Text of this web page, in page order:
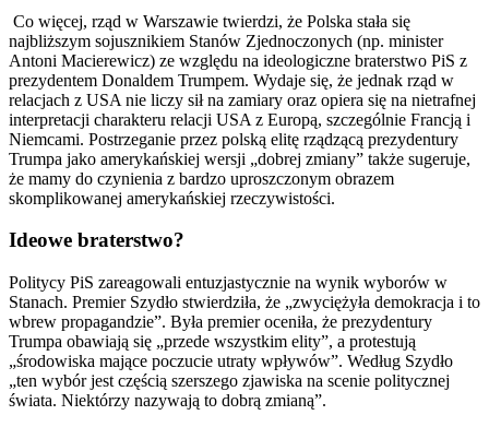
Co więcej, rząd w Warszawie twierdzi, że Polska stała się
najbliższym sojusznikiem Stanów Zjednoczonych (np. minister
Antoni Macierewicz) ze względu na ideologiczne braterstwo PiS z
prezydentem Donaldem Trumpem. Wydaje się, że jednak rząd w
relacjach z USA nie liczy sił na zamiary oraz opiera się na nietrafnej
interpretacji charakteru relacji USA z Europą, szczególnie Francją i
Niemcami. Postrzeganie przez polską elitę rządzącą prezydentury
Trumpa jako amerykańskiej wersji „dobrej zmiany” także sugeruje,
że mamy do czynienia z bardzo uproszczonym obrazem
skomplikowanej amerykańskiej rzeczywistości.
Ideowe braterstwo?
Politycy PiS zareagowali entuzjastycznie na wynik wyborów w
Stanach. Premier Szydło stwierdziła, że „zwyciężyła demokracja i to
wbrew propagandzie”. Była premier oceniła, że prezydentury
Trumpa obawiają się „przede wszystkim elity”, a protestują
„środowiska mające poczucie utraty wpływów”. Według Szydło
„ten wybór jest częścią szerszego zjawiska na scenie politycznej
świata. Niektórzy nazywają to dobrą zmianą”.